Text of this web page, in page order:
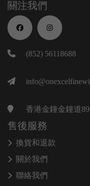
關注我們
(852) 56118688
香港金鐘金鐘道
售後服務
換貨和退款
關於我們
聯絡我們